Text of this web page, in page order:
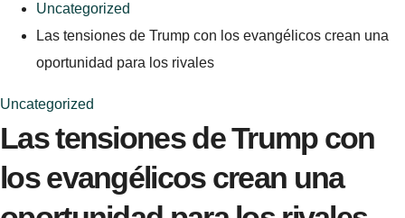
Uncategorized
Las tensiones de Trump con los evangélicos crean una
oportunidad para los rivales
Uncategorized
Las tensiones de Trump con
los evangélicos crean una